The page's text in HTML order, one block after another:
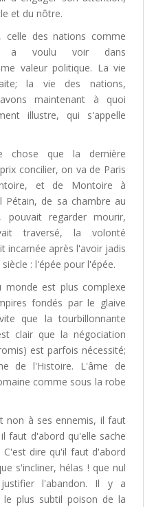
et du nôtre.
celle des nations comme
a voulu voir dans
valeur politique. La vie
la vie des nations,
maintenant à quoi
illustre, qui s'appelle
chose que la dernière
concilier, on va de Paris
et de Montoire à
Pétain, de sa chambre au
pouvait regarder mourir,
traversé, la volonté
incarnée après l'avoir jadis
: l'épée pour l'épée.
est plus complexe
fondés par le glaive
que la tourbillonnante
clair que la négociation
est parfois nécessité;
de l'Histoire. L'âme de
comme sous la robe
non à ses ennemis, il faut
faut d'abord qu'elle sache
dire qu'il faut d'abord
s'incliner, hélas ! que nul
l'abandon. Il y a
plus subtil poison de la